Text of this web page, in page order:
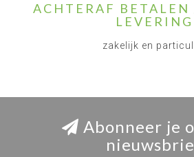
ACHTERAF BETALEN
LEVERING
zakelijk en
Abonneer je